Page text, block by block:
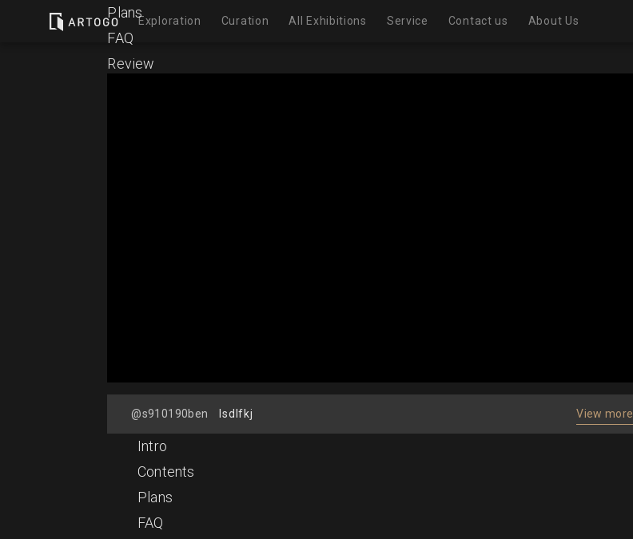
Exploration Curation All Exhibitions Service
Realistic exhibition room
Contact us About Us
Plans
FAQ
Review
@s910190ben lsdlfkj View more
Intro
Contents
Plans
FAQ